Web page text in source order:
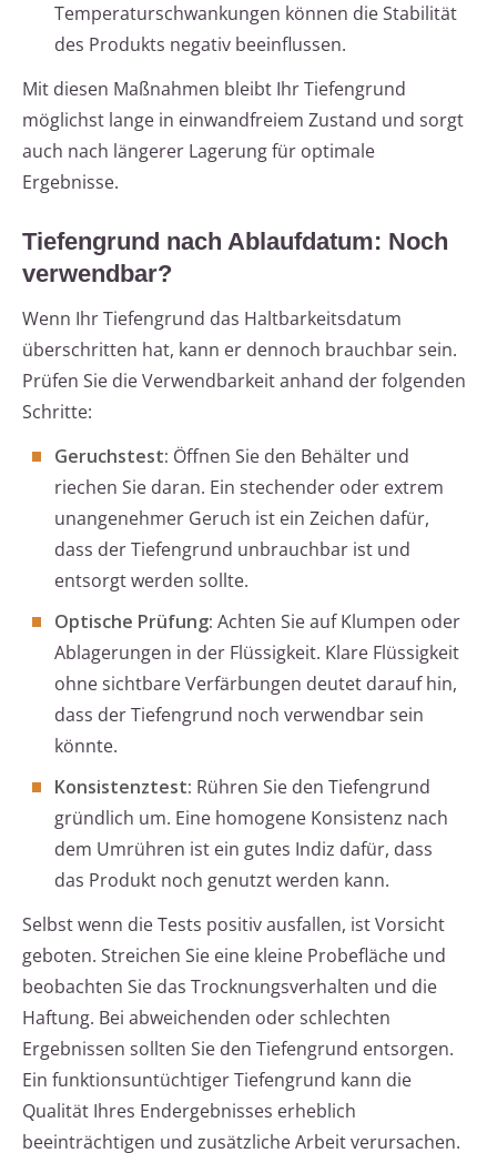
Temperaturschwankungen können die Stabilität
des Produkts negativ beeinflussen.
Mit diesen Maßnahmen bleibt Ihr Tiefengrund
möglichst lange in einwandfreiem Zustand und sorgt
auch nach längerer Lagerung für optimale
Ergebnisse.
Tiefengrund nach Ablaufdatum: Noch
verwendbar?
Wenn Ihr Tiefengrund das Haltbarkeitsdatum
überschritten hat, kann er dennoch brauchbar sein.
Prüfen Sie die Verwendbarkeit anhand der folgenden
Schritte:
Geruchstest: Öffnen Sie den Behälter und
riechen Sie daran. Ein stechender oder extrem
unangenehmer Geruch ist ein Zeichen dafür,
dass der Tiefengrund unbrauchbar ist und
entsorgt werden sollte.
Optische Prüfung: Achten Sie auf Klumpen oder
Ablagerungen in der Flüssigkeit. Klare Flüssigkeit
ohne sichtbare Verfärbungen deutet darauf hin,
dass der Tiefengrund noch verwendbar sein
könnte.
Konsistenztest: Rühren Sie den Tiefengrund
gründlich um. Eine homogene Konsistenz nach
dem Umrühren ist ein gutes Indiz dafür, dass
das Produkt noch genutzt werden kann.
Selbst wenn die Tests positiv ausfallen, ist Vorsicht
geboten. Streichen Sie eine kleine Probefläche und
beobachten Sie das Trocknungsverhalten und die
Haftung. Bei abweichenden oder schlechten
Ergebnissen sollten Sie den Tiefengrund entsorgen.
Ein funktionsuntüchtiger Tiefengrund kann die
Qualität Ihres Endergebnisses erheblich
beeinträchtigen und zusätzliche Arbeit verursachen.